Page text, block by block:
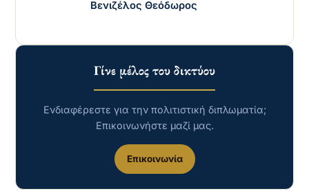
Βενιζέλος Θεόδωρος
Γίνε μέλος του δικτύου
Ενδιαφέρεστε για την πολιτιστική διπλωματία;
Επικοινωνήστε μαζί μας.
Επικοινωνία